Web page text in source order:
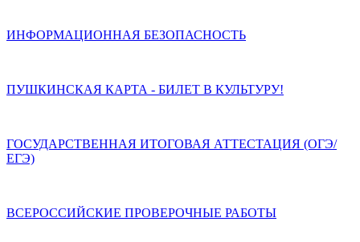
ИНФОРМАЦИОННАЯ БЕЗОПАСНОСТЬ
ПУШКИНСКАЯ КАРТА - БИЛЕТ В КУЛЬТУРУ!
ГОСУДАРСТВЕННАЯ ИТОГОВАЯ АТТЕСТАЦИЯ (ОГЭ/
ЕГЭ)
ВСЕРОССИЙСКИЕ ПРОВЕРОЧНЫЕ РАБОТЫ